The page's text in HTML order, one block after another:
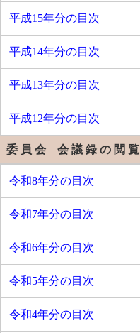
平成15年分の目次
平成14年分の目次
平成13年分の目次
平成12年分の目次
委 員 会 会 議 録 の 閲 覧
令和8年分の目次
令和7年分の目次
令和6年分の目次
令和5年分の目次
令和4年分の目次